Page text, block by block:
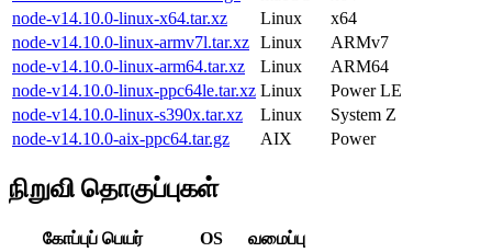
node-v14.10.0-linux-x64.tar.xz
Linux
x64
node-v14.10.0-linux-armv7l.tar.xz Linux
ARMv7
node-v14.10.0-linux-arm64.tar.xz
Linux
ARM64
node-v14.10.0-linux-ppc64le.tar.xz Linux
Power LE
node-v14.10.0-linux-s390x.tar.xz
Linux
System Z
node-v14.10.0-aix-ppc64.tar.gz
AIX Power
நிறுவி தொகுப்புகள்
கோப்புப் பெயர் OS
வமைப்பு